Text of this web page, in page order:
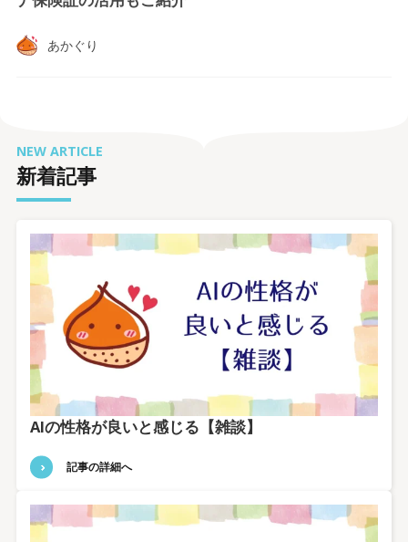
あかぐり
新着記事
NEW ARTICLE
AIの性格が良いと感じる【雑談】
記事の詳細へ